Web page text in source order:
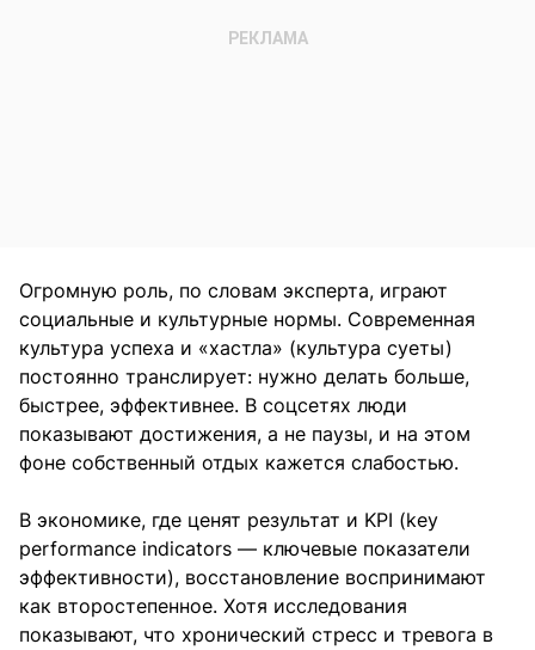
Огромную роль, по словам эксперта, играют
социальные и культурные нормы. Современная
культура успеха и «хастла» (культура суеты)
постоянно транслирует: нужно делать больше,
быстрее, эффективнее. В соцсетях люди
показывают достижения, а не паузы, и на этом
фоне собственный отдых кажется слабостью.
В экономике, где ценят результат и KPI (key
performance indicators — ключевые показатели
эффективности), восстановление воспринимают
как второстепенное. Хотя исследования
показывают, что хронический стресс и тревога в